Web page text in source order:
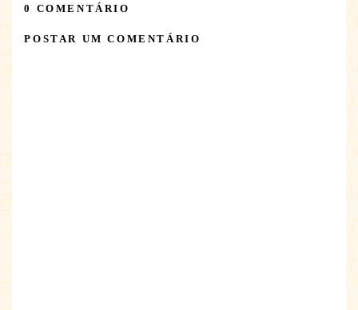
0 COMENTÁRIO
POSTAR UM COMENTÁRIO